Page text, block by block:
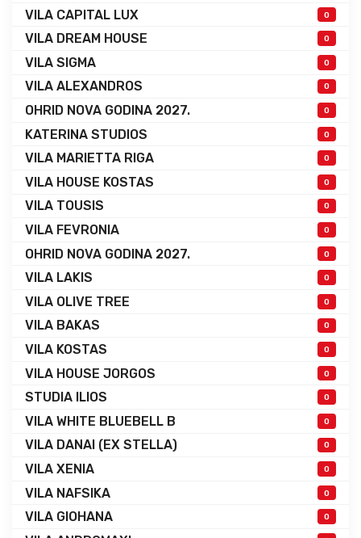
VILA CAPITAL LUX 0
VILA DREAM HOUSE 0
VILA SIGMA 0
VILA ALEXANDROS 0
OHRID NOVA GODINA 2027. 0
KATERINA STUDIOS 0
VILA MARIETTA RIGA 0
VILA HOUSE KOSTAS 0
VILA TOUSIS 0
VILA FEVRONIA 0
OHRID NOVA GODINA 2027. 0
VILA LAKIS 0
VILA OLIVE TREE 0
VILA BAKAS 0
VILA KOSTAS 0
VILA HOUSE JORGOS 0
STUDIA ILIOS 0
VILA WHITE BLUEBELL B 0
VILA DANAI (EX STELLA) 0
VILA XENIA 0
VILA NAFSIKA 0
VILA GIOHANA 0